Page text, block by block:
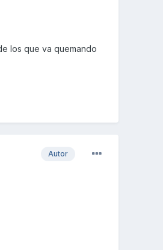
los que va quemando
Autor